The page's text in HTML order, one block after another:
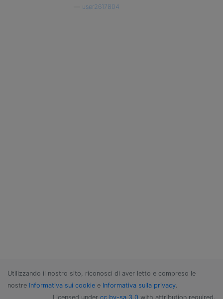
user2617804
Utilizzando il nostro sito, riconosci di aver letto e compreso le
nostre Informativa sui cookie e Informativa sulla privacy.
Licensed under cc by-sa 3.0 with attribution required.